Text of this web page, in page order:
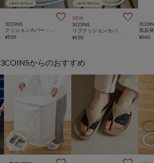

3COINS
¥550
NEW 
3COINS
リブクッションカバー：45×45cm
¥550 ¥660
3COINSからのおすすめ